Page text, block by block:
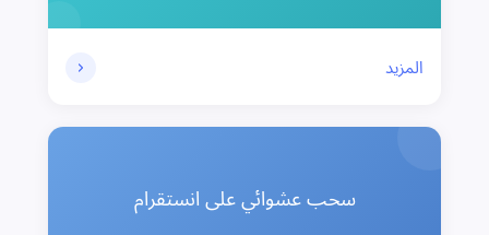
المزيد
سحب عشوائي على انستقرام